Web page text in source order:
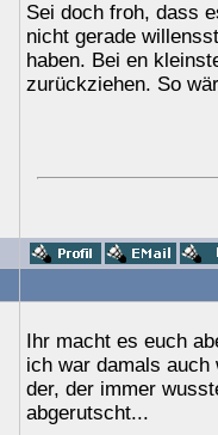
Sei doch froh, dass
nicht gerade
haben. Bei en
zurückziehen. So
Ihr macht es euch
ich war damals
der, der immer
abgerutscht...